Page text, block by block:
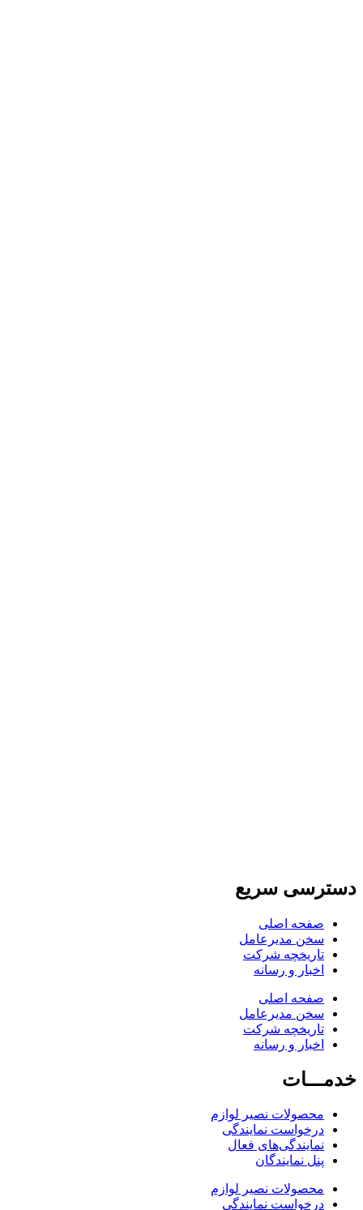
دسترسی سریع
صفحه اصلی
سخن مدیرعامل
تاریخچه شرکت
اخبار و رسانه
صفحه اصلی
سخن مدیرعامل
تاریخچه شرکت
اخبار و رسانه
خدمـــات
محصولات نصیر لوازم
درخواست نمایندگی
نمایندگی‌های فعال
پنل نمایندگان
محصولات نصیر لوازم
درخواست نمایندگی